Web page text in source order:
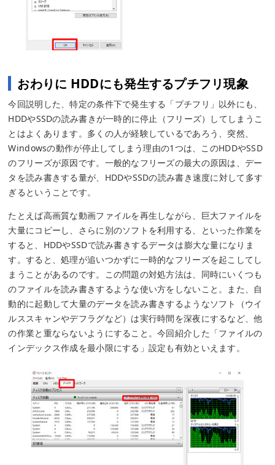
おわりに HDDにも発生するプチフリ現象
今回説明した、特定の条件下で発生する「プチフリ」以外にも、
HDDやSSDの読み書きが一時的に停止（フリーズ）してしまうこ
とはよくあります。多くの人が経験しているであろう、突然、
Windowsの動作が停止してしまう理由の1つは、このHDDやSSD
のフリーズが原因です。一般的なフリーズの最大の原因は、デー
タを読み書きする量が、HDDやSSDの読み書き速度に対して多す
ぎるということです。
たとえば高画質な動画ファイルを再生しながら、巨大ファイルを
大量にコピーし、さらに別のソフトを利用する、といった作業を
すると、HDDやSSDで読み書きするデータは膨大な量になりま
す。すると、処理が追いつかずに一時的なフリーズを起こしてし
まうことがあるのです。この問題の対処方法は、同時にいくつも
のファイルを読み書きするような使い方をしないこと。また、自
動的に起動して大量のデータを読み書きするようなソフト（ウイ
ルススキャンやデフラグなど）は実行時間を深夜にするなど、他
の作業と重ならないようにすること。今回紹介した「ファイルの
インデックス作成を最小限にする」設定も有効といえます。